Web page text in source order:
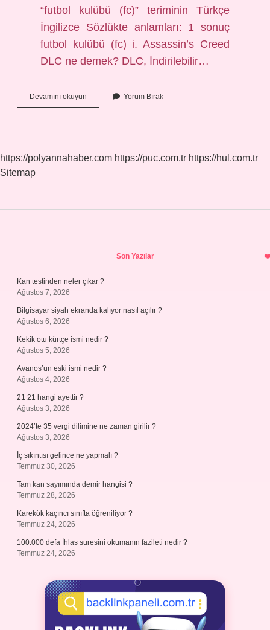
“futbol kulübü (fc)” teriminin Türkçe
İngilizce Sözlükte anlamları: 1 sonuç
futbol kulübü (fc) i. Assassin’s Creed
DLC ne demek? DLC, İndirilebilir…
Devamını okuyun
Ingilizcede
Yorum Bırak
https://polyannahaber.com https://puc.com.tr https://hul.com.tr
Sitemap
Son Yazılar
Kan testinden neler çıkar ?
Ağustos 7, 2026
Bilgisayar siyah ekranda kalıyor nasıl açılır ?
Ağustos 6, 2026
Kekik otu kürtçe ismi nedir ?
Ağustos 5, 2026
Avanos’un eski ismi nedir ?
Ağustos 4, 2026
21 21 hangi ayettir ?
Ağustos 3, 2026
2024’te 35 vergi dilimine ne zaman girilir ?
Ağustos 3, 2026
İç sıkıntısı gelince ne yapmalı ?
Temmuz 30, 2026
Tam kan sayımında demir hangisi ?
Temmuz 28, 2026
Karekök kaçıncı sınıfta öğreniliyor ?
Temmuz 24, 2026
100.000 defa İhlas suresini okumanın fazileti nedir ?
Temmuz 24, 2026